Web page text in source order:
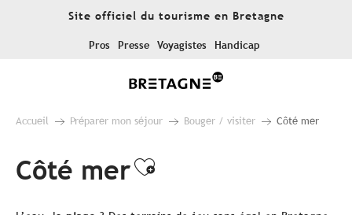
Site officiel du tourisme en Bretagne
Pros Presse Voyagistes Handicap
Accueil Préparer mon séjour Bouger / visiter Côté mer
Côté merAjouter aux